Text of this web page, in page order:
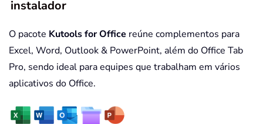
instalador
O pacote Kutools for Office reúne complementos para
Excel, Word, Outlook & PowerPoint, além do Office Tab
Pro, sendo ideal para equipes que trabalham em vários
aplicativos do Office.